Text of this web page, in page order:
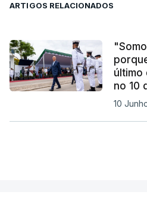
ARTIGOS RELACIONADOS
último
no 10
10